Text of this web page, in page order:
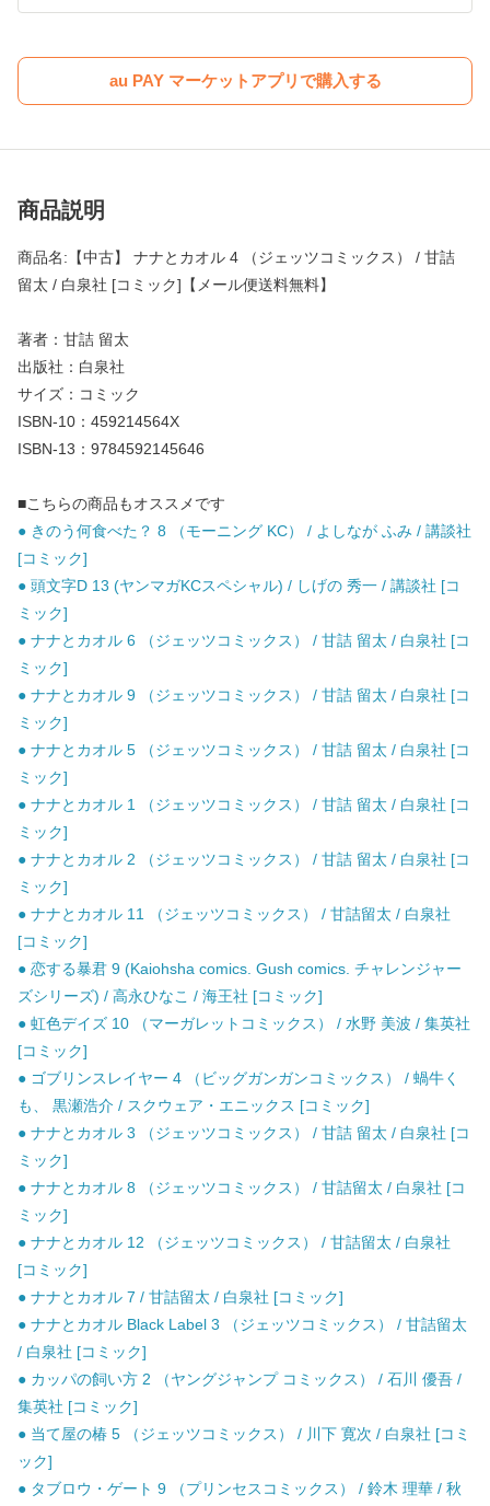
au PAY マーケットアプリで購入する
商品説明
商品名:【中古】 ナナとカオル 4 （ジェッツコミックス） / 甘詰
留太 / 白泉社 [コミック]【メール便送料無料】
著者：甘詰 留太
出版社：白泉社
サイズ：コミック
ISBN-10：459214564X
ISBN-13：9784592145646
■こちらの商品もオススメです
● きのう何食べた？ 8 （モーニング KC） / よしなが ふみ / 講談社
[コミック]
● 頭文字D 13 (ヤンマガKCスペシャル) / しげの 秀一 / 講談社 [コ
ミック]
● ナナとカオル 6 （ジェッツコミックス） / 甘詰 留太 / 白泉社 [コ
ミック]
● ナナとカオル 9 （ジェッツコミックス） / 甘詰 留太 / 白泉社 [コ
ミック]
● ナナとカオル 5 （ジェッツコミックス） / 甘詰 留太 / 白泉社 [コ
ミック]
● ナナとカオル 1 （ジェッツコミックス） / 甘詰 留太 / 白泉社 [コ
ミック]
● ナナとカオル 2 （ジェッツコミックス） / 甘詰 留太 / 白泉社 [コ
ミック]
● ナナとカオル 11 （ジェッツコミックス） / 甘詰留太 / 白泉社
[コミック]
● 恋する暴君 9 (Kaiohsha comics. Gush comics. チャレンジャー
ズシリーズ) / 高永ひなこ / 海王社 [コミック]
● 虹色デイズ 10 （マーガレットコミックス） / 水野 美波 / 集英社
[コミック]
● ゴブリンスレイヤー 4 （ビッグガンガンコミックス） / 蝸牛く
も、 黒瀬浩介 / スクウェア・エニックス [コミック]
● ナナとカオル 3 （ジェッツコミックス） / 甘詰 留太 / 白泉社 [コ
ミック]
● ナナとカオル 8 （ジェッツコミックス） / 甘詰留太 / 白泉社 [コ
ミック]
● ナナとカオル 12 （ジェッツコミックス） / 甘詰留太 / 白泉社
[コミック]
● ナナとカオル 7 / 甘詰留太 / 白泉社 [コミック]
● ナナとカオル Black Label 3 （ジェッツコミックス） / 甘詰留太
/ 白泉社 [コミック]
● カッパの飼い方 2 （ヤングジャンプ コミックス） / 石川 優吾 /
集英社 [コミック]
● 当て屋の椿 5 （ジェッツコミックス） / 川下 寛次 / 白泉社 [コミ
ック]
● タブロウ・ゲート 9 （プリンセスコミックス） / 鈴木 理華 / 秋